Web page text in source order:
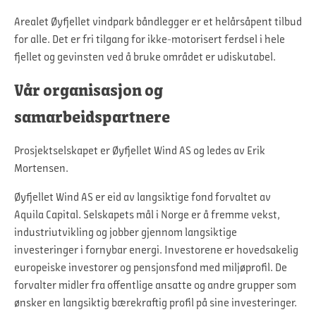
Arealet Øyfjellet vindpark båndlegger er et helårsåpent tilbud
for alle. Det er fri tilgang for ikke-motorisert ferdsel i hele
fjellet og gevinsten ved å bruke området er udiskutabel.
Vår organisasjon og
samarbeidspartnere
Prosjektselskapet er Øyfjellet Wind AS og ledes av Erik
Mortensen.
Øyfjellet Wind AS er eid av langsiktige fond forvaltet av
Aquila Capital. Selskapets mål i Norge er å fremme vekst,
industriutvikling og jobber gjennom langsiktige
investeringer i fornybar energi. Investorene er hovedsakelig
europeiske investorer og pensjonsfond med miljøprofil. De
forvalter midler fra offentlige ansatte og andre grupper som
ønsker en langsiktig bærekraftig profil på sine investeringer.